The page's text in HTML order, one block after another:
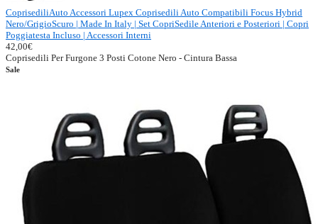
CoprisediliAuto Accessori Lupex Coprisedili Auto Compatibili Focus Hybrid
Nero/GrigioScuro | Made In Italy | Set CopriSedile Anteriori e Posteriori | Copri
Poggiatesta Incluso | Accessori Interni
42,00€
Coprisedili Per Furgone 3 Posti Cotone Nero - Cintura Bassa
Sale